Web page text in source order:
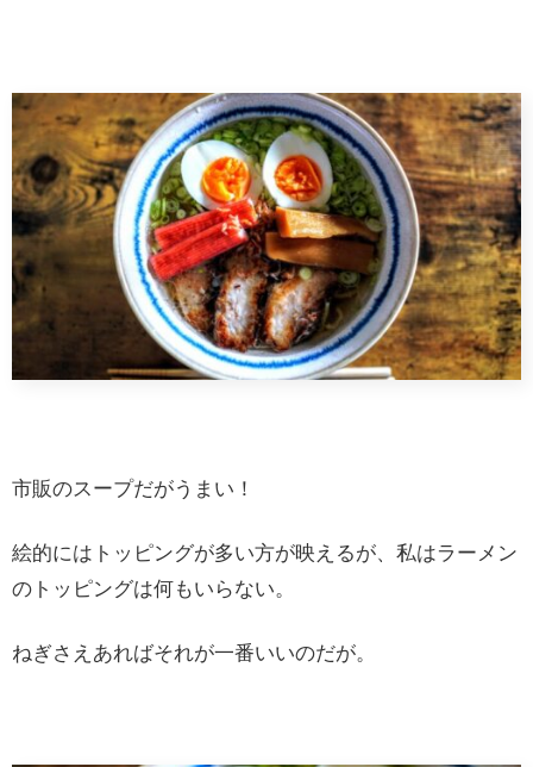
市販のスープだがうまい！
絵的にはトッピングが多い方が映えるが、私はラーメン
のトッピングは何もいらない。
ねぎさえあればそれが一番いいのだが。